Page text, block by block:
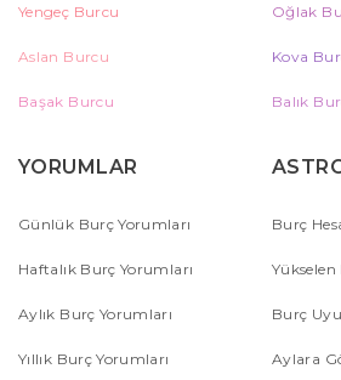
Yengeç Burcu Oğlak
Aslan Burcu Kova
Başak Burcu Balık
YORUMLAR
Günlük Burç Yorumları
Haftalık Burç Yorumları
Aylık Burç Yorumları
Yıllık Burç Yorumları
Burç
Burç
Aylara